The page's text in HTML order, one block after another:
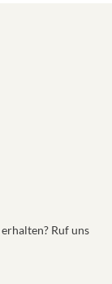
Ruf uns